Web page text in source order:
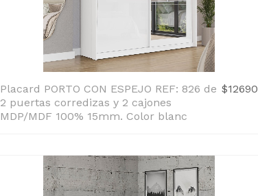
Placard PORTO CON ESPEJO REF: 826 de
2 puertas corredizas y 2 cajones
MDP/MDF 100% 15mm. Color blanc
$12690